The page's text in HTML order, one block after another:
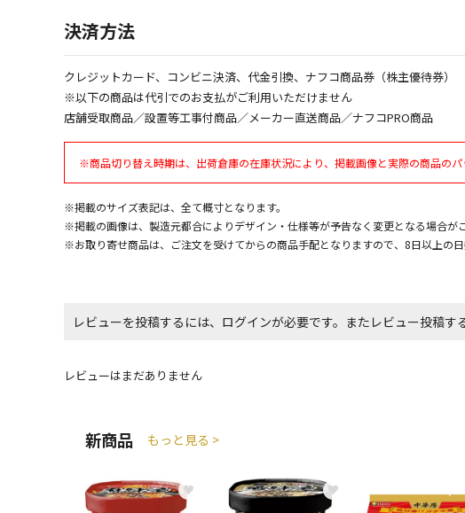
決済方法
クレジットカード、コンビニ決済、代金引換、ナフコ商品券（株主優待券）
※以下の商品は代引でのお支払がご利用いただけません
店舗受取商品／設置等工事付商品／メーカー直送商品／ナフコPRO商品
※商品切り替え時期は、出荷倉庫の在庫状況により、掲載画像と実際の商品のパ
※掲載のサイズ表記は、全て概寸となります。
※掲載の画像は、製造元都合によりデザイン・仕様等が予告なく変更となる場合がご
※お取り寄せ商品は、ご注文を受けてからの商品手配となりますので、8日以上の日
レビューを投稿するには、ログインが必要です。またレビュー投稿す
レビューはまだありません
新商品 もっと見る >
♥ ♥